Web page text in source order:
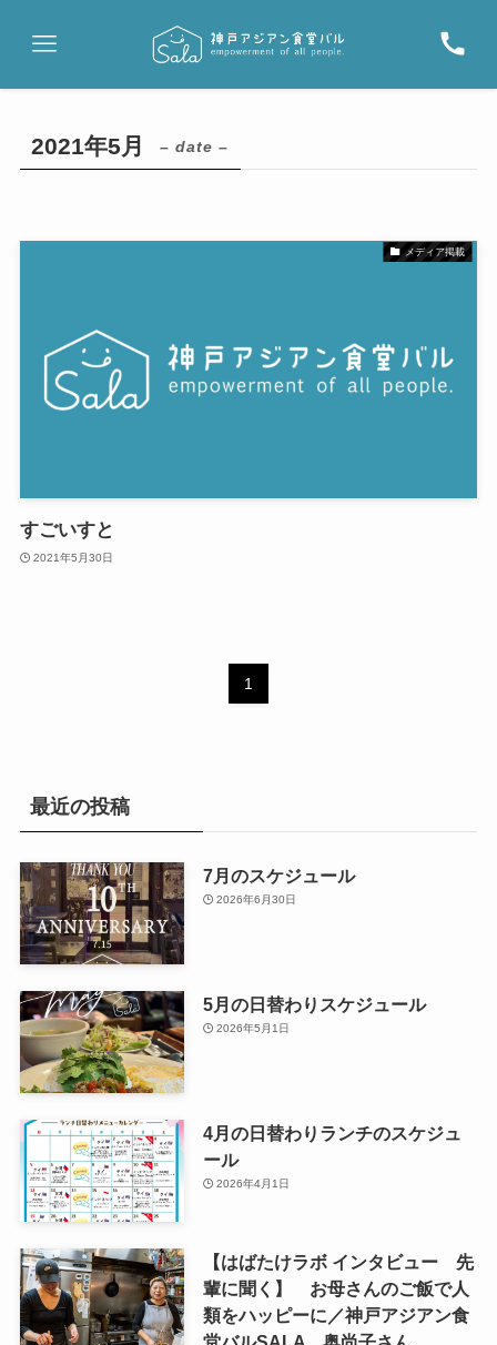
2021年5月 – date –
メディア掲載
すごいすと
2021年5月30日
1
最近の投稿
7月のスケジュール
2026年6月30日
5月の日替わりスケジュール
2026年5月1日
4月の日替わりランチのスケジュ
ール
2026年4月1日
【はばたけラボ インタビュー 先
輩に聞く】 お母さんのご飯で人
類をハッピーに／神戸アジアン食